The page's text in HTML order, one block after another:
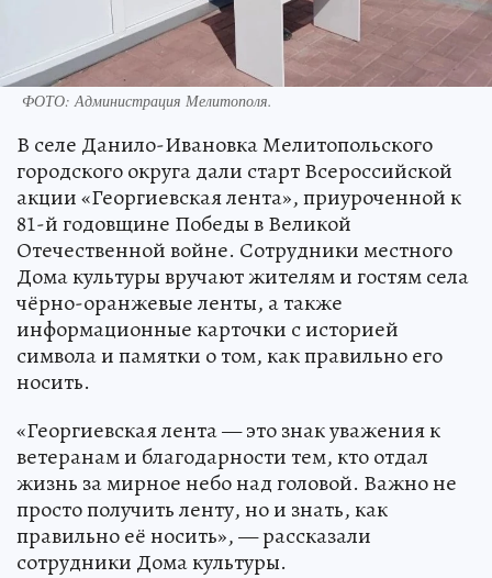
ФОТО: Администрация Мелитополя.
В селе Данило-Ивановка Мелитопольского
городского округа дали старт Всероссийской
акции «Георгиевская лента», приуроченной к
81-й годовщине Победы в Великой
Отечественной войне. Сотрудники местного
Дома культуры вручают жителям и гостям села
чёрно-оранжевые ленты, а также
информационные карточки с историей
символа и памятки о том, как правильно его
носить.
«Георгиевская лента — это знак уважения к
ветеранам и благодарности тем, кто отдал
жизнь за мирное небо над головой. Важно не
просто получить ленту, но и знать, как
правильно её носить», — рассказали
сотрудники Дома культуры.